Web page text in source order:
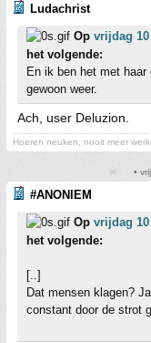
Ludachrist
Op vrijdag 10
het volgende:
En ik ben het met
gewoon weer.
Ach, user Deluzion.
Hoeren neuken, nooit meer
•
#ANONIEM
Op vrijdag 10
het volgende:
[..]
Dat mensen klagen?
constant door de strot